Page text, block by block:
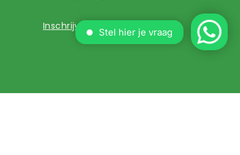
Inschrijven nieuwsbrief